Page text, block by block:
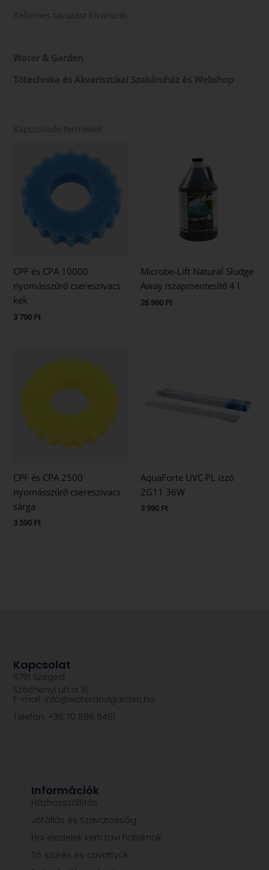
Kellemes tavazást kívánunk:
Water & Garden
Tótechnika és Akvarisztikai Szakáruház és Webshop
Kapcsolódó termékek
CPF és CPA 10000
nyomásszűrő csereszivacs
kék
3 790 Ft
Microbe-Lift Natural Sludge
Away iszapmentesítő 4 l
26 990 Ft
CPF és CPA 2500
nyomásszűrő csereszivacs
sárga
3 590 Ft
AquaForte UVC PL izzó
2G11 36W
3 990 Ft
Információk
Házhozszállítás
Jótállás és Szavatosság
Hal eledelek kerti tavi halaknak
Tó szűrés és szivattyúk
Kapcsolat
6791 Szeged
Széchenyi utca 16.
E-mail: info@waterandgarden.hu
Telefon: +36 70 886 6461